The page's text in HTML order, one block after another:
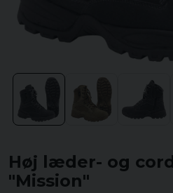
Høj læder- og
"Mission"